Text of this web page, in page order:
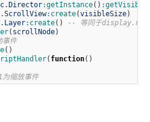
. Director:getInstance( ) :
.ScrollView: create(visibleSize)
. Layer: create( )
-- 等同于
( scrollNode)
件
( )
( function( )
缩放事件